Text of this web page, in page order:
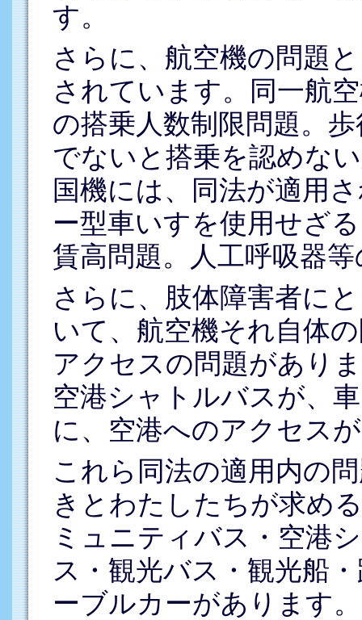
す。
さらに、航空機の問題
されています。同一航
の搭乗人数制限問題。
でないと搭乗を認めな
国機には、同法が適用
ー型車いすを使用せざ
賃高問題。人工呼吸器
さらに、肢体障害者に
いて、航空機それ自体
アクセスの問題があり
空港シャトルバスが、
に、空港へのアクセス
これら同法の適用内の
きとわたしたちが求め
ミュニティバス・空港
ス・観光バス・観光船
ーブルカーがあります